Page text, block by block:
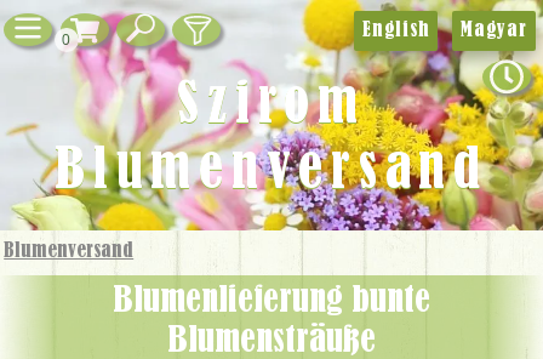
0
Blumenversand
Blumenlieferung bunte
Blumensträuße
English Magyar
Szirom
Blumenversand